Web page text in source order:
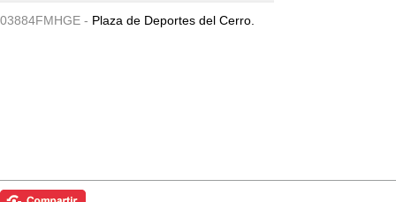
03884FMHGE - Plaza de Deportes del Cerro.